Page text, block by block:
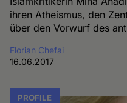
ihren Atheismus, den
über den Vorwurf des
Florian Chefai
16.06.2017
PROFILE